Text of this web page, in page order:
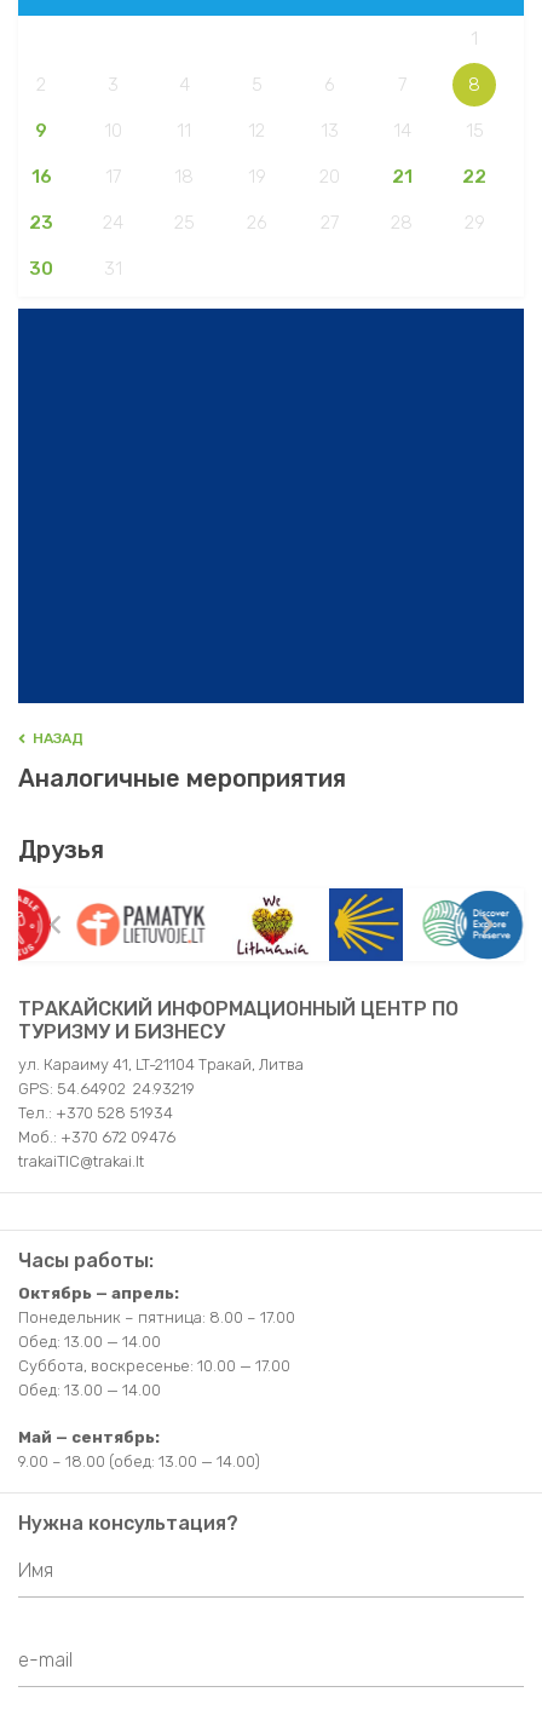
1
2 3 4 5 6 7 8
9 10 11 12 13 14 15
16 17 18 19 20 21 22
23 24 25 26 27 28 29
30 31
HАЗАД
Аналогичные мероприятия
Друзья
TРAKAЙСКИЙ ИНФОРМАЦИОННЫЙ ЦЕНТР ПО
ТУРИЗМУ И БИЗНЕСУ
ул. Караиму 41, LT-21104 Тракай, Литва
GPS: 54.64902 24.93219
Teл.: +370 528 51934
Moб.: +370 672 09476
trakaiTIC@trakai.lt
Часы работы:
Октябрь — апрель:
Понедельник – пятница: 8.00 – 17.00
Обед: 13.00 — 14.00
Суббота, воскресенье: 10.00 — 17.00
Обед: 13.00 — 14.00
Май — сентябрь:
9.00 – 18.00 (обед: 13.00 — 14.00)
Нужна консультация?